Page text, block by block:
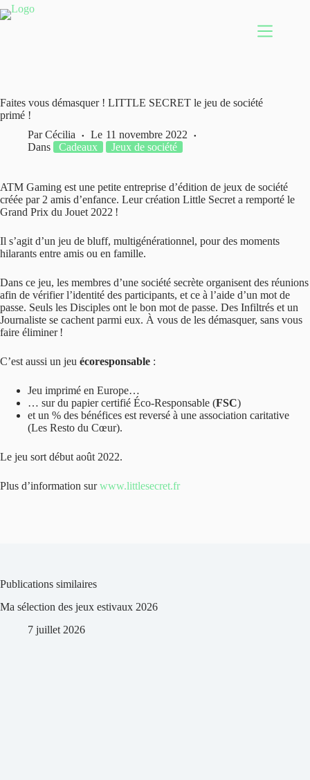
Passer
au
Faites vous démasquer ! LITTLE SECRET le jeu de société
primé !
Par Cécilia Le 11 novembre 2022
Dans
Cadeaux Jeux de société
ATM Gaming est une petite entreprise d’édition de jeux de société
créée par 2 amis d’enfance. Leur création Little Secret a remporté le
Grand Prix du Jouet 2022 !
Il s’agit d’un jeu de bluff, multigénérationnel, pour des moments
hilarants entre amis ou en famille.
Dans ce jeu, les membres d’une société secrète organisent des réunions
afin de vérifier l’identité des participants, et ce à l’aide d’un mot de
passe. Seuls les Disciples ont le bon mot de passe. Des Infiltrés et un
Journaliste se cachent parmi eux. À vous de les démasquer, sans vous
faire éliminer !
C’est aussi un jeu écoresponsable :
Jeu imprimé en Europe…
… sur du papier certifié Éco-Responsable (FSC)
et un % des bénéfices est reversé à une association caritative
(Les Resto du Cœur).
Le jeu sort début août 2022.
Plus d’information surwww.littlesecret.fr
Publications similaires
Ma sélection des jeux estivaux 2026
7 juillet 2026